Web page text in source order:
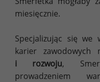
miesięcznie.
Specjalizując się we
karier zawodowych
i rozwoju,
prowadzeniem